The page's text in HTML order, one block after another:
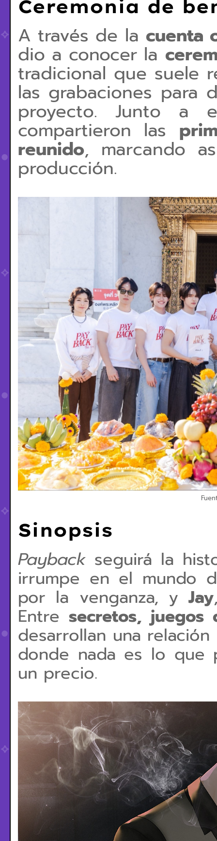
Ceremonia de
A través de la cuenta
dio a conocer la
tradicional que suele
las grabaciones para
proyecto. Junto a
compartieron las
reunido, marcando
producción.
Sinopsis
Payback seguirá la
irrumpe en el mundo
por la venganza, yJay
Entre secretos,
desarrollan una
donde nada es lo que
un precio.